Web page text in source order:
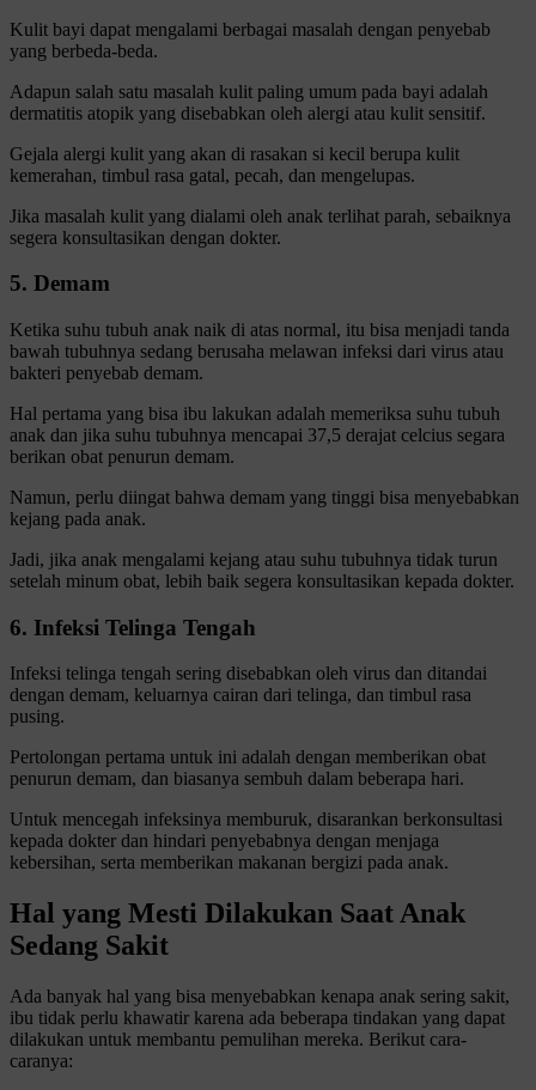
Kulit bayi dapat mengalami berbagai masalah dengan penyebab
yang berbeda-beda.
Adapun salah satu masalah kulit paling umum pada bayi adalah
dermatitis atopik yang disebabkan oleh alergi atau kulit sensitif.
Gejala alergi kulit yang akan di rasakan si kecil berupa kulit
kemerahan, timbul rasa gatal, pecah, dan mengelupas.
Jika masalah kulit yang dialami oleh anak terlihat parah, sebaiknya
segera konsultasikan dengan dokter.
5. Demam
Ketika suhu tubuh anak naik di atas normal, itu bisa menjadi tanda
bawah tubuhnya sedang berusaha melawan infeksi dari virus atau
bakteri penyebab demam.
Hal pertama yang bisa ibu lakukan adalah memeriksa suhu tubuh
anak dan jika suhu tubuhnya mencapai 37,5 derajat celcius segara
berikan obat penurun demam.
Namun, perlu diingat bahwa demam yang tinggi bisa menyebabkan
kejang pada anak.
Jadi, jika anak mengalami kejang atau suhu tubuhnya tidak turun
setelah minum obat, lebih baik segera konsultasikan kepada dokter.
6. Infeksi Telinga Tengah
Infeksi telinga tengah sering disebabkan oleh virus dan ditandai
dengan demam, keluarnya cairan dari telinga, dan timbul rasa
pusing.
Pertolongan pertama untuk ini adalah dengan memberikan obat
penurun demam, dan biasanya sembuh dalam beberapa hari.
Untuk mencegah infeksinya memburuk, disarankan berkonsultasi
kepada dokter dan hindari penyebabnya dengan menjaga
kebersihan, serta memberikan makanan bergizi pada anak.
Hal yang Mesti Dilakukan Saat Anak
Sedang Sakit
Ada banyak hal yang bisa menyebabkan kenapa anak sering sakit,
ibu tidak perlu khawatir karena ada beberapa tindakan yang dapat
dilakukan untuk membantu pemulihan mereka. Berikut cara-
caranya: